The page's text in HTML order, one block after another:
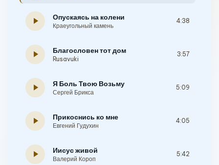
play_arrow Опускаясь на колени
Краеугольный камень
4:38
play_arrow Благословен тот дом
Rusavuki
3:57
play_arrow Я Боль Твою Возьму
Сергей Брикса
5:09
play_arrow Прикоснись ко мне
Евгений Гудухин
4:05
play_arrow Иисус живой
Валерий Короп
5:42